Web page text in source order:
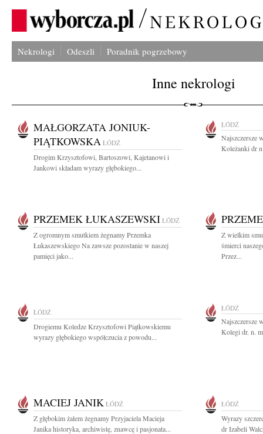
Nekrologi Odeszli Poradnik pogrzebowy
Inne nekrologi
MAŁGORZATA JONIUK-
PIĄTKOWSKA ŁÓDŹ
Drogim Krzysztofowi, Bartoszowi, Kajetanowi i
Jankowi składam wyrazy głębokiego...
ŁÓDŹ
Najszczersze
Koleżanki dr
PRZEMEK ŁUKASZEWSKI ŁÓDŹ
Z ogromnym smutkiem żegnamy Przemka
Łukaszewskiego Na zawsze pozostanie w naszej
pamięci jako...
Z wielkim
śmierci
Przez...
ŁÓDŹ
Drogiemu Koledze Krzysztofowi Piątkowskiemu
wyrazy głębokiego współczucia z powodu...
ŁÓDŹ
Najszczersze
Kolegi dr. n.
MACIEJ JANIK ŁÓDŹ
Z głębokim żalem żegnamy Przyjaciela Macieja
Janika historyka, archiwistę, znawcę i pasjonata...
ŁÓDŹ
Wyrazy
dr Izabeli